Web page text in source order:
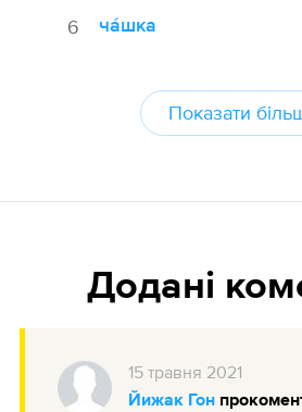
6 ча́шка
Показати
Додані
15 травня 2021
Йижак Гон